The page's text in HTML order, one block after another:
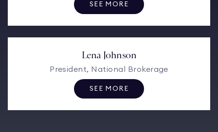
SEE MORE
Lena Johnson
President, National Brokerage
SEE MORE